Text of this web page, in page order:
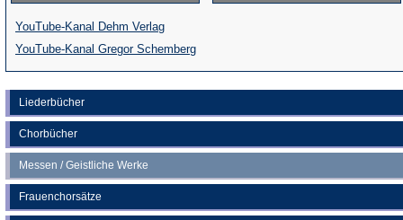
Liederbücher
Chorbücher
Messen / Geistliche Werke
Frauenchorsätze
YouTube-Kanal Dehm Verlag(Öffnet
in
einem
neuen
Tab)
YouTube-Kanal Gregor Schemberg(Öffnet
in
einem
neuen